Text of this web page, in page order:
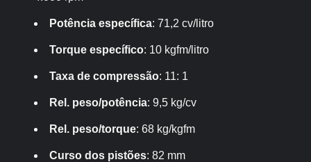
Potência específica: 71,2 cv/litro
Torque específico: 10 kgfm/litro
Taxa de compressão: 11: 1
Rel. peso/potência: 9,5 kg/cv
Rel. peso/torque: 68 kg/kgfm
Curso dos pistões: 82 mm